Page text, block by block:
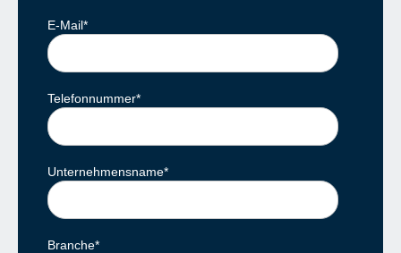
E-Mail*
Telefonnummer*
Unternehmensname*
Branche*